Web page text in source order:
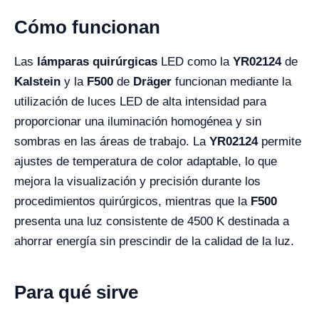
Cómo funcionan
Las lámparas quirúrgicas LED como la YR02124de
Kalstein y la F500 de Dräger funcionan mediante la
utilización de luces LED de alta intensidad para
proporcionar una iluminación homogénea y sin
sombras en las áreas de trabajo. La YR02124permite
ajustes de temperatura de color adaptable, lo que
mejora la visualización y precisión durante los
procedimientos quirúrgicos, mientras que la F500
presenta una luz consistente de 4500 K destinada a
ahorrar energía sin prescindir de la calidad de la luz.
Para qué sirve